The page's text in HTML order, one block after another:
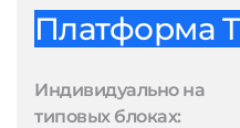
Платформа
Индивидуально на
типовых блоках: